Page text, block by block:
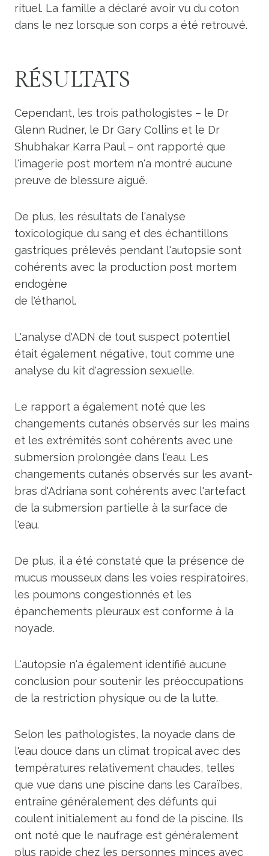
rituel. La famille a déclaré avoir vu du coton
dans le nez lorsque son corps a été retrouvé.
RÉSULTATS
Cependant, les trois pathologistes – le Dr
Glenn Rudner, le Dr Gary Collins et le Dr
Shubhakar Karra Paul – ont rapporté que
l'imagerie post mortem n'a montré aucune
preuve de blessure aiguë.
De plus, les résultats de l'analyse
toxicologique du sang et des échantillons
gastriques prélevés pendant l'autopsie sont
cohérents avec la production post mortem
endogène
de l'éthanol.
L'analyse d'ADN de tout suspect potentiel
était également négative, tout comme une
analyse du kit d'agression sexuelle.
Le rapport a également noté que les
changements cutanés observés sur les mains
et les extrémités sont cohérents avec une
submersion prolongée dans l'eau. Les
changements cutanés observés sur les avant-
bras d'Adriana sont cohérents avec l'artefact
de la submersion partielle à la surface de
l'eau.
De plus, il a été constaté que la présence de
mucus mousseux dans les voies respiratoires,
les poumons congestionnés et les
épanchements pleuraux est conforme à la
noyade.
L'autopsie n'a également identifié aucune
conclusion pour soutenir les préoccupations
de la restriction physique ou de la lutte.
Selon les pathologistes, la noyade dans de
l'eau douce dans un climat tropical avec des
températures relativement chaudes, telles
que vue dans une piscine dans les Caraïbes,
entraîne généralement des défunts qui
coulent initialement au fond de la piscine. Ils
ont noté que le naufrage est généralement
plus rapide chez les personnes minces avec